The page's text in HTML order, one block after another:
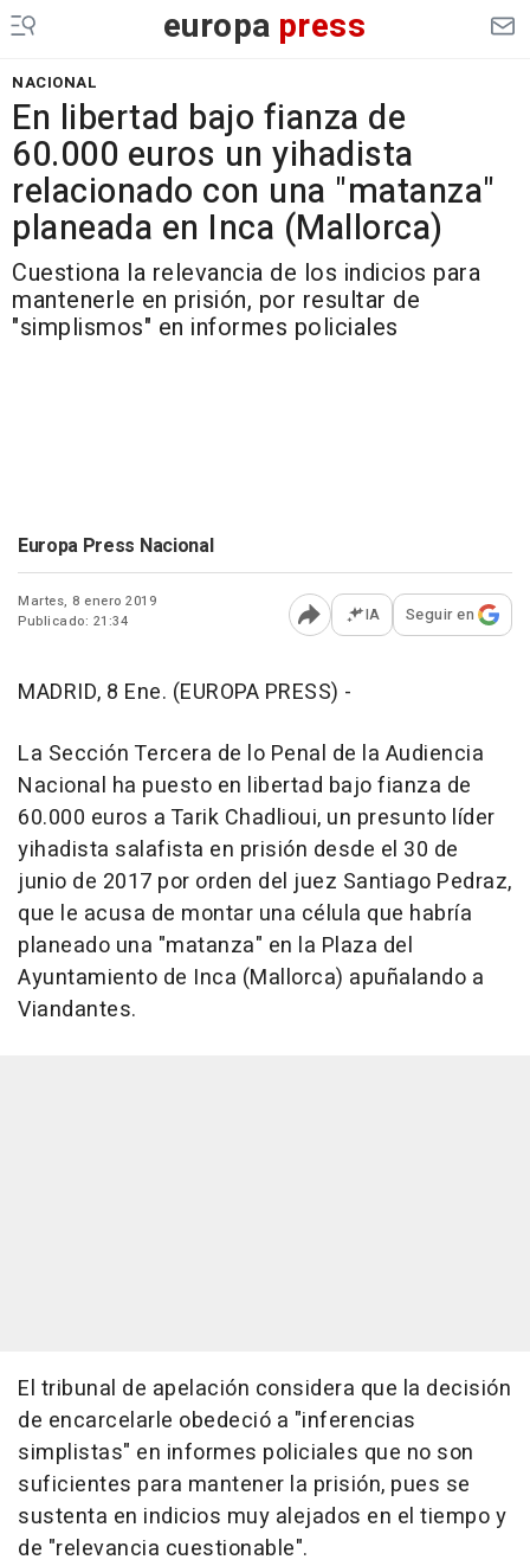
europa press
NACIONAL
En libertad bajo fianza de
60.000 euros un yihadista
relacionado con una "matanza"
planeada en Inca (Mallorca)
Cuestiona la relevancia de los indicios para
mantenerle en prisión, por resultar de
"simplismos" en informes policiales
Europa Press Nacional
Martes, 8 enero 2019
Publicado: 21:34
Abrir opciones para
IA Seguir en
MADRID, 8 Ene. (EUROPA PRESS) -
La Sección Tercera de lo Penal de la Audiencia
Nacional ha puesto en libertad bajo fianza de
60.000 euros a Tarik Chadlioui, un presunto líder
yihadista salafista en prisión desde el 30 de
junio de 2017 por orden del juez Santiago Pedraz,
que le acusa de montar una célula que habría
planeado una "matanza" en la Plaza del
Ayuntamiento de Inca (Mallorca) apuñalando a
Viandantes.
El tribunal de apelación considera que la decisión
de encarcelarle obedeció a "inferencias
simplistas" en informes policiales que no son
suficientes para mantener la prisión, pues se
sustenta en indicios muy alejados en el tiempo y
de "relevancia cuestionable".